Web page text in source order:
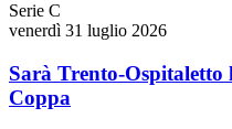
Serie C
venerdì 31 luglio 2026
Sarà Trento-
Coppa